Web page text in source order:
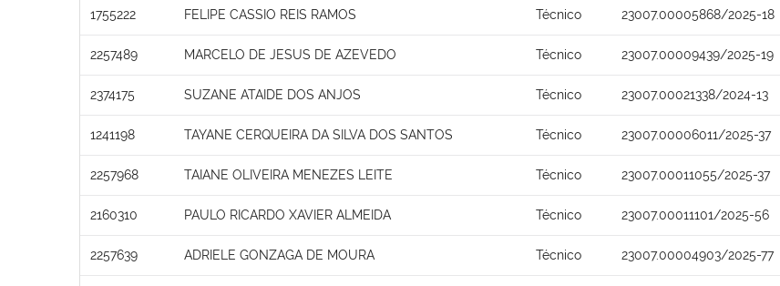
1755222 FELIPE CASSIO REIS RAMOS Técnico 23007.00005868/2025-18
2257489 MARCELO DE JESUS DE AZEVEDO Técnico 23007.00009439/2025-19
2374175 SUZANE ATAIDE DOS ANJOS Técnico 23007.00021338/2024-13
1241198 TAYANE CERQUEIRA DA SILVA DOS SANTOS Técnico 23007.00006011/2025-37
2257968 TAIANE OLIVEIRA MENEZES LEITE Técnico 23007.00011055/2025-37
2160310 PAULO RICARDO XAVIER ALMEIDA Técnico 23007.00011101/2025-56
2257639 ADRIELE GONZAGA DE MOURA Técnico 23007.00004903/2025-77